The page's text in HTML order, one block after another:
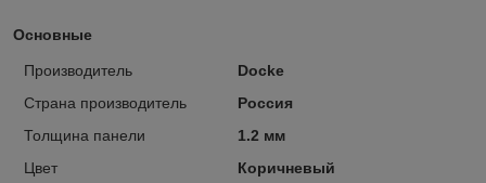
Основные
Производитель
Docke
Страна производитель
Россия
Толщина панели
1.2 мм
Цвет
Коричневый